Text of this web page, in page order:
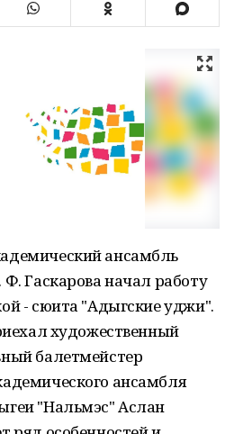
ансамбль
Гаскарова начал работу
- сюита "Адыгские уджи".
художественный
балетмейстер
ансамбля
"Нальмэс" Аслан